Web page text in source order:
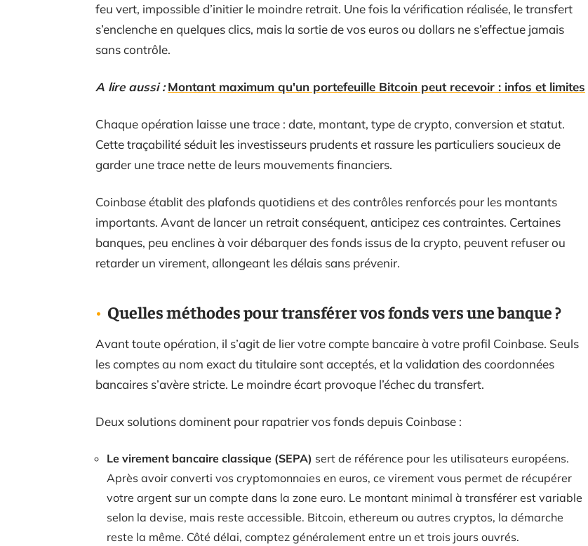
feu vert, impossible d’initier le moindre retrait. Une fois la vérification réalisée, le transfert
s’enclenche en quelques clics, mais la sortie de vos euros ou dollars ne s’effectue jamais
sans contrôle.
A lire aussi : Montant maximum qu'un portefeuille Bitcoin peut recevoir : infos et limites
Chaque opération laisse une trace : date, montant, type de crypto, conversion et statut.
Cette traçabilité séduit les investisseurs prudents et rassure les particuliers soucieux de
garder une trace nette de leurs mouvements financiers.
Coinbase établit des plafonds quotidiens et des contrôles renforcés pour les montants
importants. Avant de lancer un retrait conséquent, anticipez ces contraintes. Certaines
banques, peu enclines à voir débarquer des fonds issus de la crypto, peuvent refuser ou
retarder un virement, allongeant les délais sans prévenir.
Quelles méthodes pour transférer vos fonds vers une banque ?
Avant toute opération, il s’agit de lier votre compte bancaire à votre profil Coinbase. Seuls
les comptes au nom exact du titulaire sont acceptés, et la validation des coordonnées
bancaires s’avère stricte. Le moindre écart provoque l’échec du transfert.
Deux solutions dominent pour rapatrier vos fonds depuis Coinbase :
Le virement bancaire classique (SEPA) sert de référence pour les utilisateurs européens.
Après avoir converti vos cryptomonnaies en euros, ce virement vous permet de récupérer
votre argent sur un compte dans la zone euro. Le montant minimal à transférer est variable
selon la devise, mais reste accessible. Bitcoin, ethereum ou autres cryptos, la démarche
reste la même. Côté délai, comptez généralement entre un et trois jours ouvrés.